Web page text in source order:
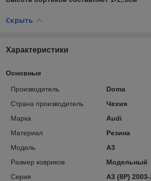
Скрыть
Характеристики
Основные
Производитель
Doma
Страна производитель
Чехия
Марка
Audi
Материал
Резина
Модель
A3
Размер ковриков
Модельный
Серия
A3 (8P)